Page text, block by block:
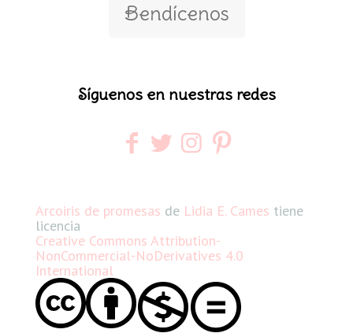
Bendícenos
Síguenos en nuestras redes
Arcoiris de promesas de Lidia E. Cames tiene
licencia
Creative Commons Attribution-
NonCommercial-NoDerivatives 4.0
International